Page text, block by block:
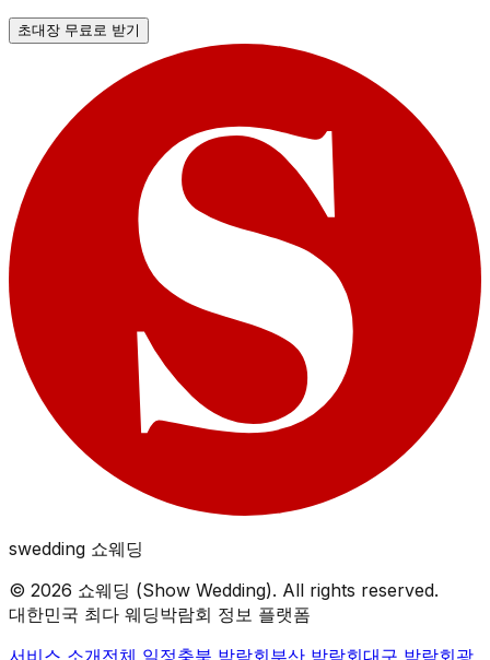
초대장 무료로 받기
swedding 쇼웨딩
© 2026 쇼웨딩 (Show Wedding). All rights reserved.
대한민국 최다 웨딩박람회 정보 플랫폼